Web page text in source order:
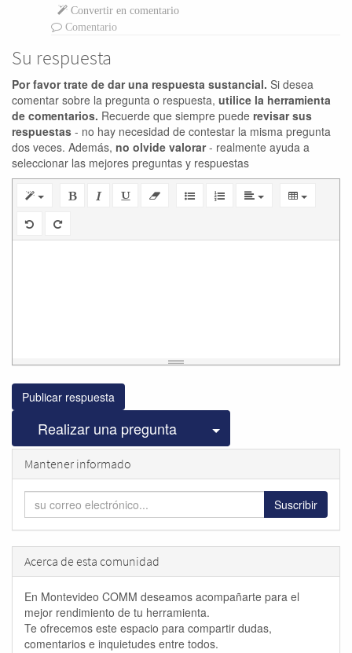
Convertir en comentario
Comentario
Su respuesta
Por favor trate de dar una respuesta sustancial. Si desea
comentar sobre la pregunta o respuesta, utilice la herramienta
de comentarios. Recuerde que siempre puede revisar sus
respuestas - no hay necesidad de contestar la misma pregunta
dos veces. Además, no olvide valorar- realmente ayuda a
seleccionar las mejores preguntas y respuestas
Publicar respuesta
Realizar una pregunta Seleccionar
Mantener informado
Suscribir
Acerca de esta comunidad
En Montevideo COMM deseamos acompañarte para el
mejor rendimiento de tu herramienta.
Te ofrecemos este espacio para compartir dudas,
comentarios e inquietudes entre todos.